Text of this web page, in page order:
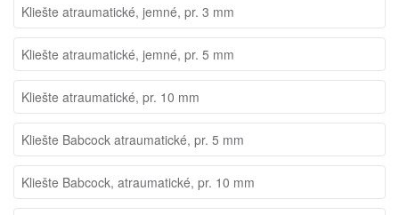
Kliešte atraumatické, jemné, pr. 3 mm
Kliešte atraumatické, jemné, pr. 5 mm
Kliešte atraumatické, pr. 10 mm
Kliešte Babcock atraumatické, pr. 5 mm
Kliešte Babcock, atraumatické, pr. 10 mm